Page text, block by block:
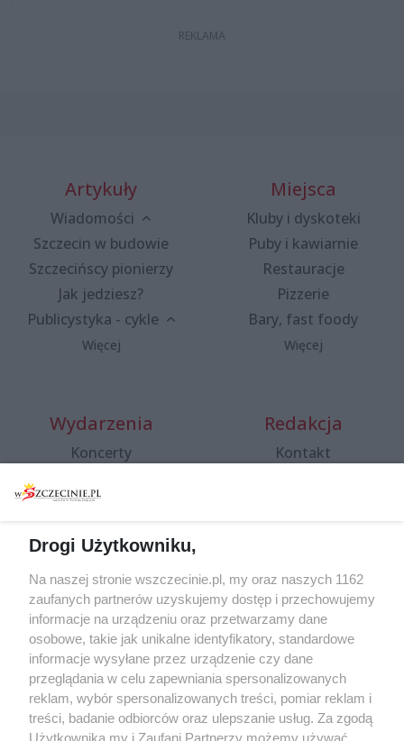
Artykuły
Wiadomości
Szczecin w budowie
Szczecińscy pionierzy
Jak jedziesz?
Publicystyka - cykle
Więcej
Miejsca
Kluby i dyskoteki
Puby i kawiarnie
Restauracje
Pizzerie
Bary, fast foody
Więcej
Wydarzenia
Koncerty
Spacery i oprowadzania
targi
Wernisaże
Więcej
Redakcja
Kontakt
Specjalny koncert z okazji
20. urodzin portalu
wSzczecinie.pl
Regulamin konkursów
śniadaniówka "Hej
Szczecin! Jest piątek!"
Drogi Użytkowniku,
Na naszej stronie wszczecinie.pl, my oraz naszych 1162
zaufanych partnerów uzyskujemy dostęp i przechowujemy
informacje na urządzeniu oraz przetwarzamy dane
osobowe, takie jak unikalne identyfikatory, standardowe
informacje wysyłane przez urządzenie czy dane
przeglądania w celu zapewniania spersonalizowanych
reklam, wybór spersonalizowanych treści, pomiar reklam i
treści, badanie odbiorców oraz ulepszanie usług. Za zgodą
Użytkownika my i Zaufani Partnerzy możemy używać